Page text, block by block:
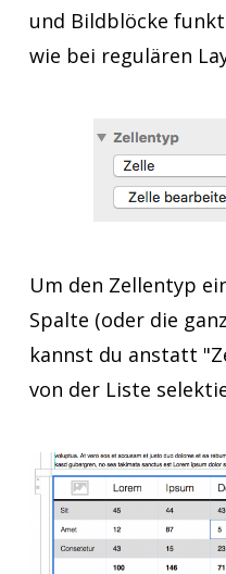
und Bildblöcke
wie bei regulären
Um den Zellentyp
Spalte (oder die
kannst du anstatt
von der Liste